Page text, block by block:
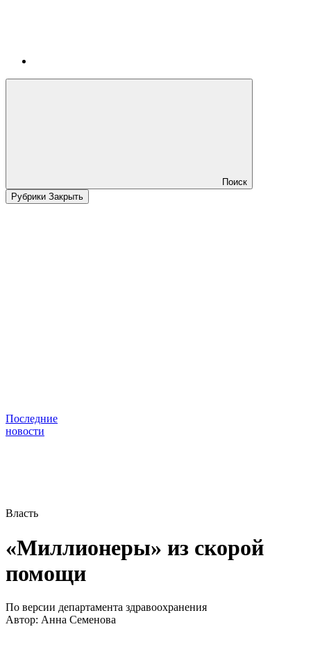
Поиск
Рубрики Закрыть
Последние
новости
Власть
«Миллионеры» из скорой
помощи
По версии департамента здравоохранения
Автор: Анна Семенова